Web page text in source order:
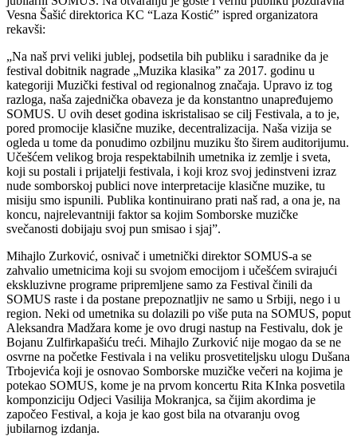
Vesna Šašić direktorica KC “Laza Kostić” ispred organizatora
rekavši:
„Na naš prvi veliki jublej, podsetila bih publiku i saradnike da je
festival dobitnik nagrade „Muzika klasika” za 2017. godinu u
kategoriji Muzički festival od regionalnog značaja. Upravo iz tog
razloga, naša zajednička obaveza je da konstantno unapređujemo
SOMUS. U ovih deset godina iskristalisao se cilj Festivala, a to je,
pored promocije klasične muzike, decentralizacija. Naša vizija se
ogleda u tome da ponudimo ozbiljnu muziku što širem auditorijumu.
Učešćem velikog broja respektabilnih umetnika iz zemlje i sveta,
koji su postali i prijatelji festivala, i koji kroz svoj jedinstveni izraz
nude somborskoj publici nove interpretacije klasične muzike, tu
misiju smo ispunili. Publika kontinuirano prati naš rad, a ona je, na
koncu, najrelevantniji faktor sa kojim Somborske muzičke
svečanosti dobijaju svoj pun smisao i sjaj”.
Mihajlo Zurković, osnivač i umetnički direktor SOMUS-a se
zahvalio umetnicima koji su svojom emocijom i učešćem svirajući
ekskluzivne programe pripremljene samo za Festival činili da
SOMUS raste i da postane prepoznatljiv ne samo u Srbiji, nego i u
region. Neki od umetnika su dolazili po više puta na SOMUS, poput
Aleksandra Madžara kome je ovo drugi nastup na Festivalu, dok je
Bojanu Zulfirkapašiću treći. Mihajlo Zurković nije mogao da se ne
osvrne na početke Festivala i na veliku prosvetiteljsku ulogu Dušana
Trbojevića koji je osnovao Somborske muzičke večeri na kojima je
potekao SOMUS, kome je na prvom koncertu Rita KInka posvetila
komponziciju Odjeci Vasilija Mokranjca, sa čijim akordima je
započeo Festival, a koja je kao gost bila na otvaranju ovog
jubilarnog izdanja.